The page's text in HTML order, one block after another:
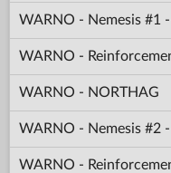
WARNO - Nemesis #1
WARNO -
WARNO - NORTHAG
WARNO - Nemesis #2
WARNO -